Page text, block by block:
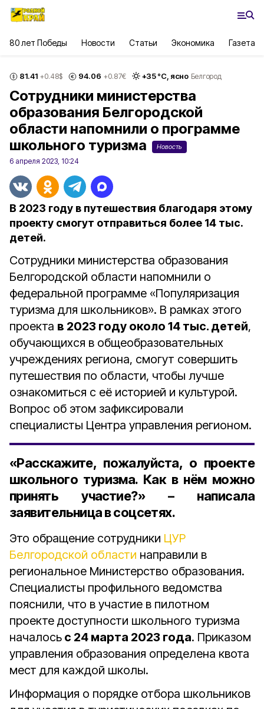
80 лет Победы Новости Статьи Экономика Газета
81.41 +0.48$ 94.06 +0.87€ +35°С, ясно Белгород
Сотрудники министерства
образования Белгородской
области напомнили о программе
школьного туризма
Новость
6 апреля 2023, 10:24
В 2023 году в путешествия благодаря этому
проекту смогут отправиться более 14 тыс.
детей.
Сотрудники министерства образования
Белгородской области напомнили о
федеральной программе «Популяризация
туризма для школьников». В рамках этого
проекта в 2023 году около 14 тыс. детей,
обучающихся в общеобразовательных
учреждениях региона, смогут совершить
путешествия по области, чтобы лучше
ознакомиться с её историей и культурой.
Вопрос об этом зафиксировали
специалисты Центра управления регионом.
«Расскажите, пожалуйста, о проекте
школьного туризма. Как в нём можно
принять участие?» – написала
заявительница в соцсетях.
Это обращение сотрудники ЦУР
Белгородской области направили в
региональное Министерство образования.
Специалисты профильного ведомства
пояснили, что в участие в пилотном
проекте доступности школьного туризма
началось с 24 марта 2023 года. Приказом
управления образования определена квота
мест для каждой школы.
Информация о порядке отбора школьников